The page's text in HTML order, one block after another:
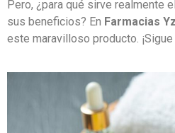
Pero, ¿para qué sirve realmente
sus beneficios? En Farmacias
este maravilloso producto.